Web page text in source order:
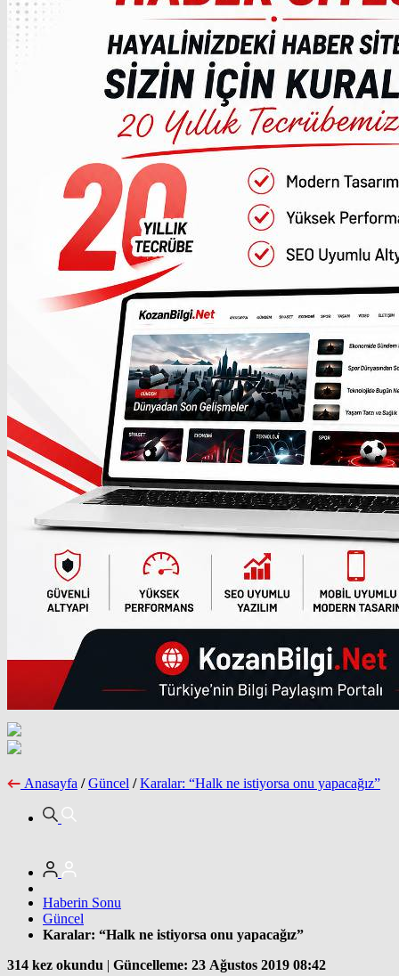
Anasayfa / Güncel / Karalar: “Halk ne istiyorsa onu yapacağız”
Haberin Sonu
Güncel
Karalar: “Halk ne istiyorsa onu yapacağız”
314 kez okundu | Güncelleme: 23 Ağustos 2019 08:42